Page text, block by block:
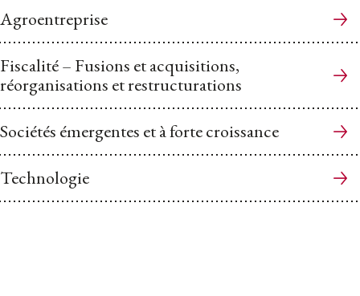
Agroentreprise
Fiscalité – Fusions et acquisitions,
réorganisations et restructurations
Sociétés émergentes et à forte croissance
Technologie